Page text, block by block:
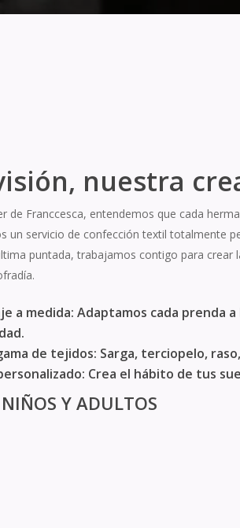
nuestra
de Franccesca, entendemos que cada
un servicio de confección textil totalmente
puntada, trabajamos contigo para crear
a medida: Adaptamos cada prenda
de tejidos: Sarga, terciopelo,
Crea el hábito de tus
Y ADULTOS